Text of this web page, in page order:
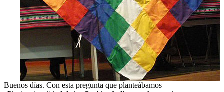
Buenos días. Con esta pregunta que planteábamos